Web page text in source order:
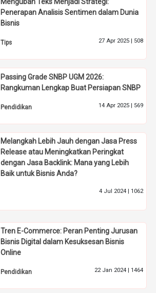
Penerapan Analisis Sentimen dalam Dunia
Bisnis
Tips 27 Apr 2025 | 508
Passing Grade SNBP UGM 2026:
Rangkuman Lengkap Buat Persiapan SNBP
Pendidikan 14 Apr 2025 | 569
Melangkah Lebih Jauh dengan Jasa Press
Release atau Meningkatkan Peringkat
dengan Jasa Backlink: Mana yang Lebih
Baik untuk Bisnis Anda?
4 Jul 2024 | 1062
Tren E-Commerce: Peran Penting Jurusan
Bisnis Digital dalam Kesuksesan Bisnis
Online
Pendidikan 22 Jan 2024 | 1464